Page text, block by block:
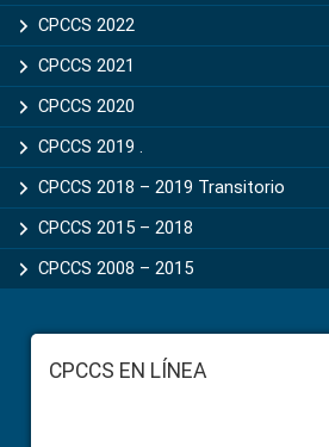
CPCCS 2022
CPCCS 2021
CPCCS 2020
CPCCS 2019 .
CPCCS 2018 – 2019 Transitorio
CPCCS 2015 – 2018
CPCCS 2008 – 2015
FooterCPCCS EN LÍNEA